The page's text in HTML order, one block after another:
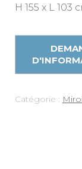
H 155 x L 103
Catégorie :